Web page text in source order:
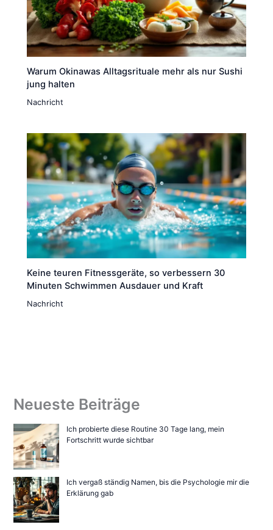
Warum Okinawas Alltagsrituale mehr als nur Sushi
jung halten
Nachricht
Keine teuren Fitnessgeräte, so verbessern 30
Minuten Schwimmen Ausdauer und Kraft
Nachricht
Neueste Beiträge
Ich probierte diese Routine 30 Tage lang, mein
Fortschritt wurde sichtbar
Ich vergaß ständig Namen, bis die Psychologie mir die
Erklärung gab